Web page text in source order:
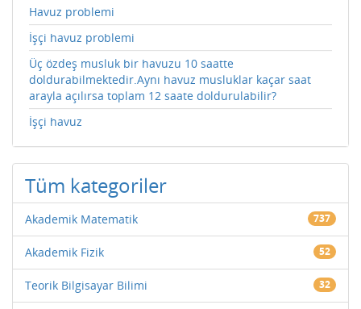
Havuz problemi
İşçi havuz problemi
Üç özdeş musluk bir havuzu 10 saatte
doldurabilmektedir.Aynı havuz musluklar kaçar saat
arayla açılırsa toplam 12 saate doldurulabilir?
İşçi havuz
Tüm kategoriler
Akademik Matematik 737
Akademik Fizik 52
Teorik Bilgisayar Bilimi 32